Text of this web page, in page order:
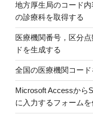
地方厚生局のコード
の診療科を取得する
医療機関番号，区分
ドを生成する
全国の医療機関コード
Microsoft Accessから
に入力するフォームを